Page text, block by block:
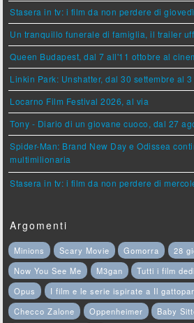
Stasera in tv: i film da non perdere di
Un tranquillo funerale di famiglia, il trailer
Queen Budapest, dal 7 all'11 ottobre al
Linkin Park: Unshatter, dal 30 settembre al
Locarno Film Festival 2026, al via
Tony - Diario di un giovane cuoco, dal 27
Spider-Man: Brand New Day e Odissea
multimilionaria
Stasera in tv: i film da non perdere di
Argomenti
Minions Scary Movie Gomorra
28
Now You See Me
M3gan
Tutti i film
Opus
I film e le serie ispirate a Il
Checco Zalone
Oppenheimer Baby